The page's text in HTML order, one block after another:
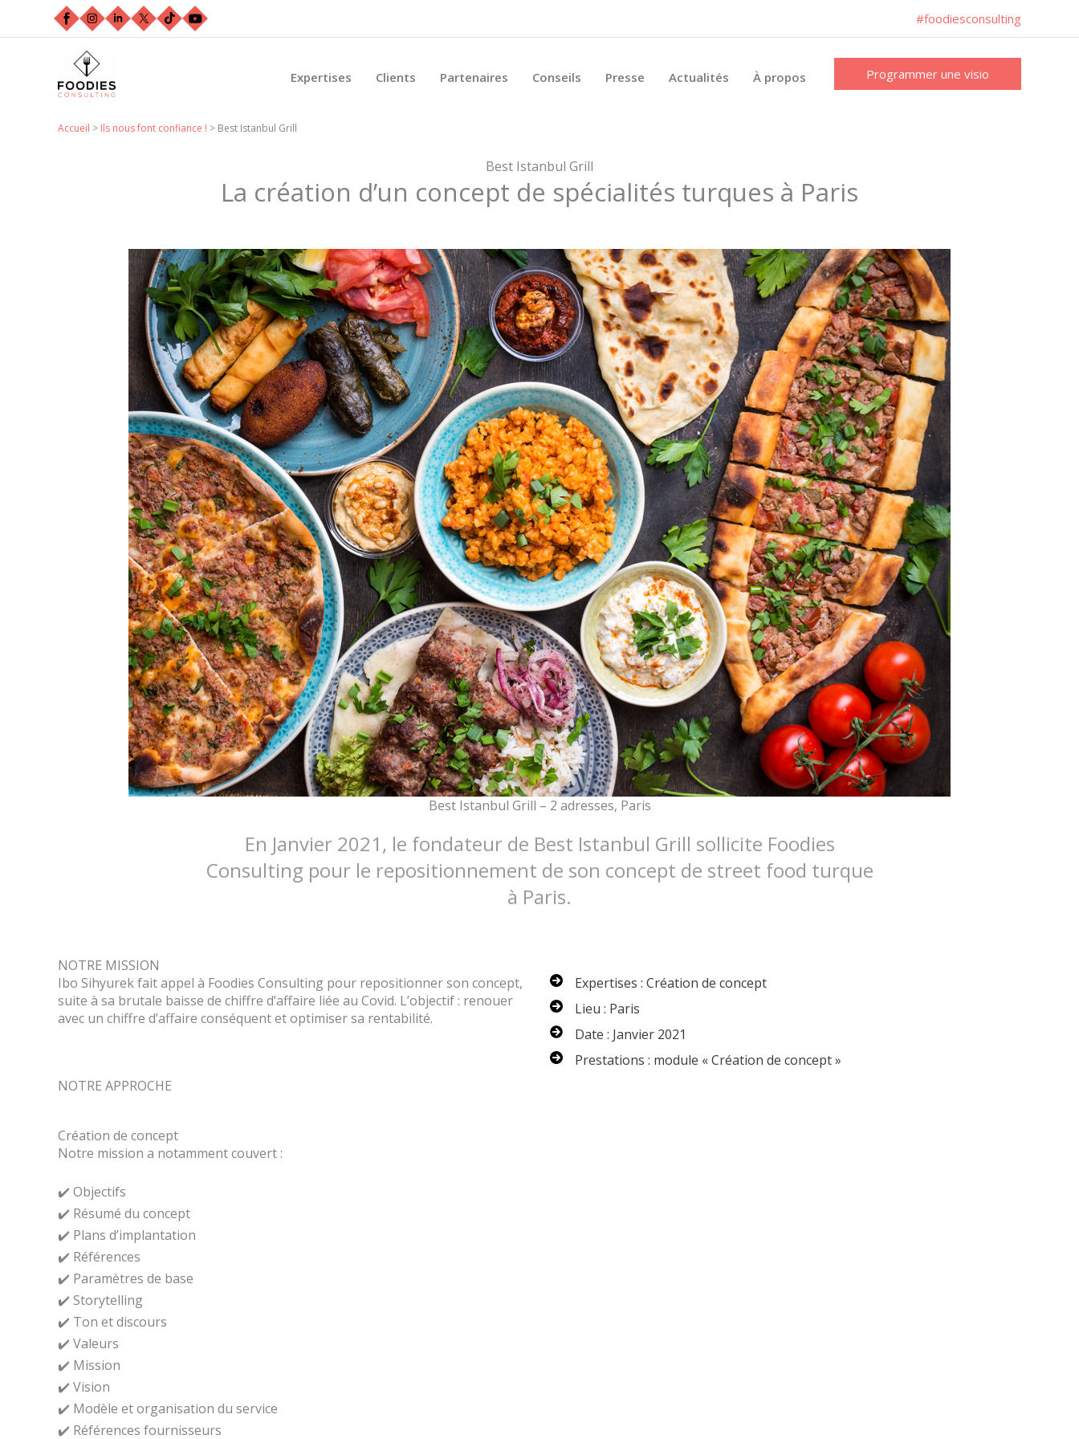
contenu
#foodiesconsulting
Expertises Clients Partenaires Conseils Presse Actualités À propos Programmer une visio
Accueil > Ils nous font confiance ! > Best Istanbul Grill
Best Istanbul Grill
La création d’un concept de spécialités turques à Paris
Best Istanbul Grill – 2 adresses, Paris
En Janvier 2021, le fondateur de Best Istanbul Grill sollicite Foodies
Consulting pour le repositionnement de son concept de street food turque
à Paris.
NOTRE MISSION
Ibo Sihyurek fait appel à Foodies Consulting pour repositionner son concept,
suite à sa brutale baisse de chiffre d’affaire liée au Covid. L’objectif : renouer
avec un chiffre d’affaire conséquent et optimiser sa rentabilité.
Expertises : Création de concept
Lieu : Paris
Date : Janvier 2021
Prestations : module « Création de concept »
NOTRE APPROCHE
Création de concept
Notre mission a notamment couvert :
✔️ Objectifs
✔️ Résumé du concept
✔️ Plans d’implantation
✔️ Références
✔️ Paramètres de base
✔️ Storytelling
✔️ Ton et discours
✔️ Valeurs
✔️ Mission
✔️ Vision
✔️ Modèle et organisation du service
✔️ Références fournisseurs